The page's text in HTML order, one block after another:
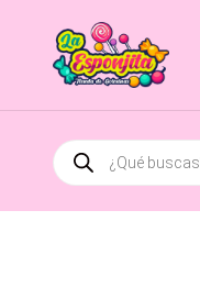
Búsqueda
de
productos